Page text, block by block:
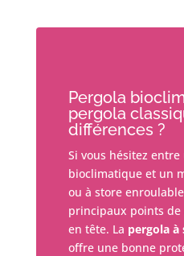
Pergola
pergola
différences ?
Si vous hésitez
bioclimatique et un
ou à store
principaux points
en tête. La pergola
offre une bonne